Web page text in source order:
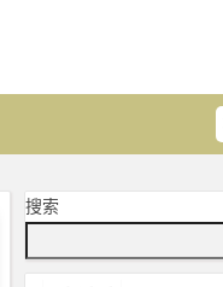
搜索